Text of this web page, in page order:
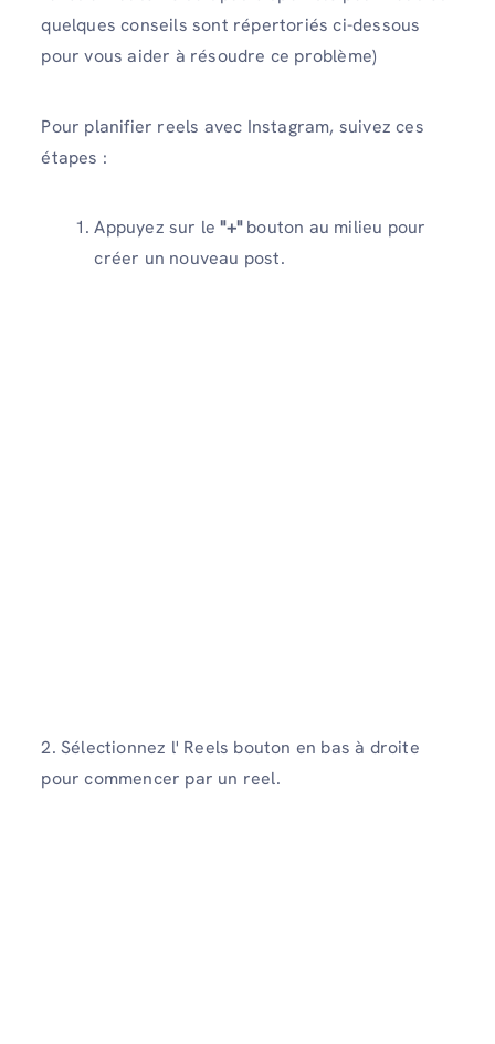
quelques conseils sont répertoriés ci-dessous
pour vous aider à résoudre ce problème)
Pour planifier reels avec Instagram, suivez ces
étapes :
Appuyez sur le "+"bouton au milieu pour
créer un nouveau post.
2. Sélectionnez l' Reels bouton en bas à droite
pour commencer par un reel.